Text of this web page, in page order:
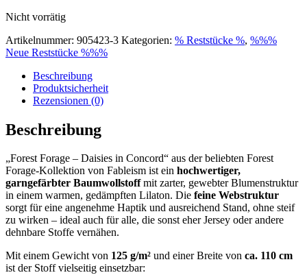
Nicht vorrätig
Artikelnummer: 905423-3 Kategorien: % Reststücke %, %%%
Neue Reststücke %%%
Beschreibung
Produktsicherheit
Rezensionen (0)
Beschreibung
„Forest Forage – Daisies in Concord“ aus der beliebten Forest
Forage-Kollektion von Fableism ist ein hochwertiger,
garngefärbter Baumwollstoffmit zarter, gewebter Blumenstruktur
in einem warmen, gedämpften Lilaton. Die feine Webstruktur
sorgt für eine angenehme Haptik und ausreichend Stand, ohne steif
zu wirken – ideal auch für alle, die sonst eher Jersey oder andere
dehnbare Stoffe vernähen.
Mit einem Gewicht von 125 g/m² und einer Breite von ca. 110 cm
ist der Stoff vielseitig einsetzbar: